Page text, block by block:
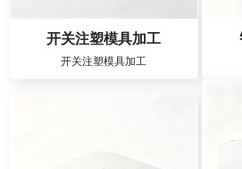
开关注塑模具加工
开关注塑模具加工